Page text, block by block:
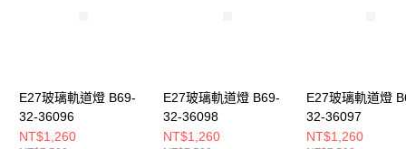
E27玻璃軌道燈 B69-
32-36096
NT$1,260
E27玻璃軌道燈 B69-
32-36098
NT$1,260
E27玻璃軌道燈
32-36097
NT$1,260